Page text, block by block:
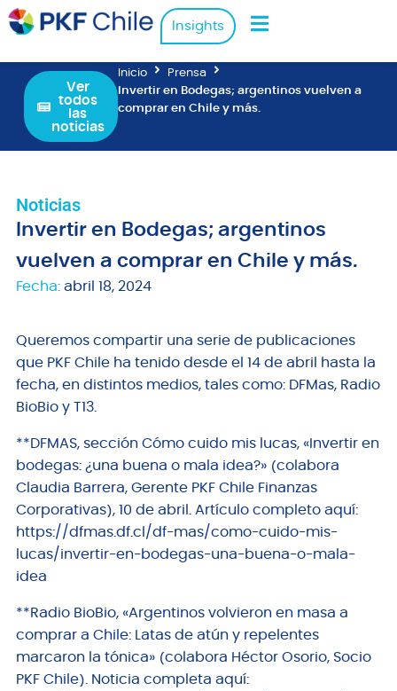
Insights
Ver
todos
las
noticias
Inicio
Prensa
Invertir en Bodegas; argentinos vuelven a
comprar en Chile y más.
Noticias
Invertir en Bodegas; argentinos
vuelven a comprar en Chile y más.
Fecha: abril 18, 2024
Queremos compartir una serie de publicaciones
que PKF Chile ha tenido desde el 14 de abril hasta la
fecha, en distintos medios, tales como: DFMas, Radio
BioBio y T13.
**DFMAS, sección Cómo cuido mis lucas, «Invertir en
bodegas: ¿una buena o mala idea?» (colabora
Claudia Barrera, Gerente PKF Chile Finanzas
Corporativas), 10 de abril. Artículo completo aquí:
https://dfmas.df.cl/df-mas/como-cuido-mis-
lucas/invertir-en-bodegas-una-buena-o-mala-
idea
**Radio BioBio, «Argentinos volvieron en masa a
comprar a Chile: Latas de atún y repelentes
marcaron la tónica» (colabora Héctor Osorio, Socio
PKF Chile). Noticia completa aquí: